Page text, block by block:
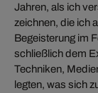
Jahren, als ich
zeichnen, die ich
Begeisterung im
schließlich dem
Techniken,
legten, was sich